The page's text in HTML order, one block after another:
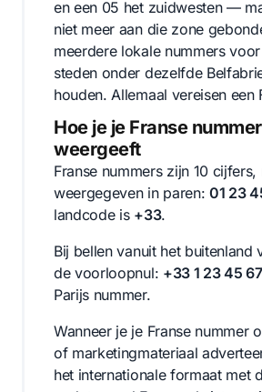
en een 05 het zuidwesten —
niet meer aan die zone
meerdere lokale nummers
steden onder dezelfde
houden. Allemaal vereisen een
Hoe je je Franse nummer
weergeeft
Franse nummers zijn 10 cijfers,
weergegeven in paren: 01 23
landcode is +33.
Bij bellen vanuit het buitenland
de voorloopnul: +33 1 23 45
Parijs nummer.
Wanneer je je Franse nummer
of marketingmateriaal
het internationale formaat met